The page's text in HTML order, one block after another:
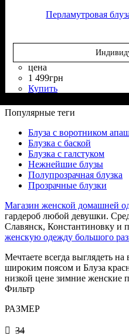
Перламутровая
цена
1 499грн
Купить
Популярные теги
Блуза с воротником
Блузка с баской
Блузка с галстуком
Нежнейшие блузы
Полупрозрачная блузка
Прозрачные блузки
Магазин женской домашней
гардероб любой девушки.
Славянск, Константиновку и
женскую одежду большого
Мечтаете всегда выглядеть
широким поясом и Блуза
низкой цене зимние женские
Фильтр
РАЗМЕР
34